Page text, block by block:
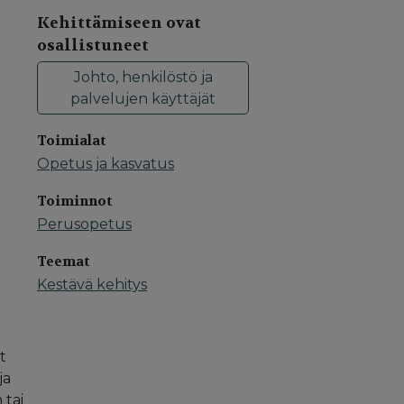
tai
Kehittämiseen ovat
osallistuneet
Johto, henkilöstö ja
palvelujen käyttäjät
Toimialat
Opetus ja kasvatus
Toiminnot
Perusopetus
Teemat
Kestävä kehitys